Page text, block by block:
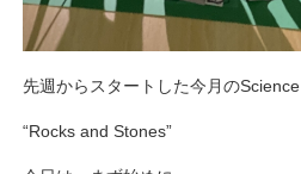
先週からスタートした今月のScience
“Rocks and Stones”